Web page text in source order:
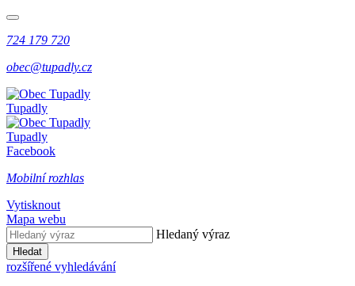
724 179 720
obec@tupadly.cz
Tupadly
Tupadly
Facebook
Mobilní rozhlas
Vytisknout
Mapa webu
Hledaný výraz
Hledat
rozšířené vyhledávání